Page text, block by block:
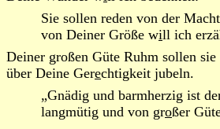
Sie sollen reden von der
von Deiner Größe will ich
Deiner großen Güte Ruhm sollen sie
über Deine Gerechtigkeit jubeln.
„Gnädig und barmherzig ist
langmütig und von großer